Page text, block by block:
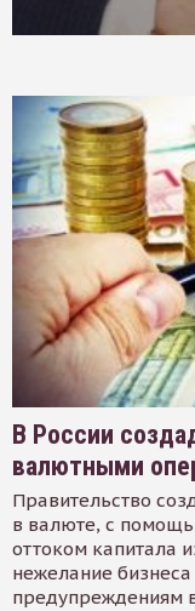
В России
валютными
Правительство
в валюте, с
оттоком капитала
нежелание
предупреждениям